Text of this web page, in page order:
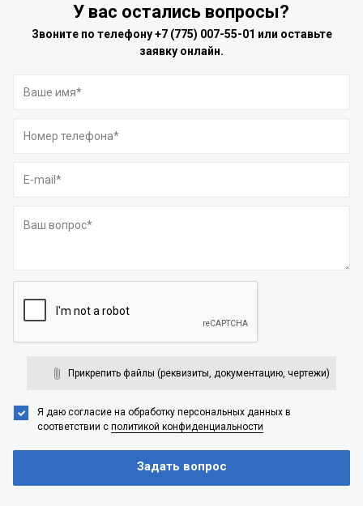
У вас остались вопросы?
Звоните по телефону+7 (775) 007-55-01 или оставьте
заявку онлайн.
Прикрепить файлы (реквизиты, документацию, чертежи)
Я даю согласие на обработку персональных данных в
соответствии с политикой конфиденциальности